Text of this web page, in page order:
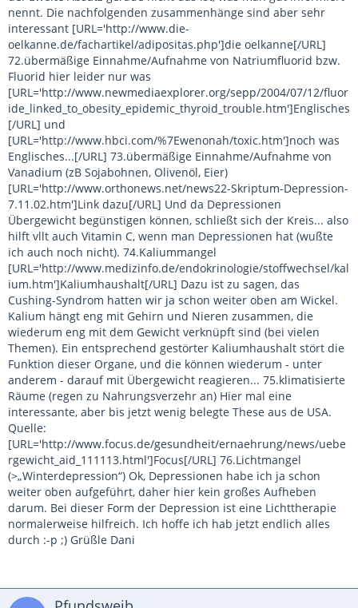
nennt. Die nachfolgenden zusammenhänge sind aber sehr
interessant [URL='http://www.die-
oelkanne.de/fachartikel/adipositas.php']die oelkanne[/URL]
72.übermäßige Einnahme/Aufnahme von Natriumfluorid bzw.
Fluorid hier leider nur was
[URL='http://www.newmediaexplorer.org/sepp/2004/07/12/fluor
ide_linked_to_obesity_epidemic_thyroid_trouble.htm']Englisches
[/URL] und
[URL='http://www.hbci.com/%7Ewenonah/toxic.htm']noch was
Englisches...[/URL] 73.übermäßige Einnahme/Aufnahme von
Vanadium (zB Sojabohnen, Olivenöl, Eier)
[URL='http://www.orthonews.net/news22-Skriptum-Depression-
7.11.02.htm']Link dazu[/URL] Und da Depressionen
Übergewicht begünstigen können, schließt sich der Kreis... also
hilft vllt auch Vitamin C, wenn man Depressionen hat (wußte
ich auch noch nicht). 74.Kaliummangel
[URL='http://www.medizinfo.de/endokrinologie/stoffwechsel/kal
ium.htm']Kaliumhaushalt[/URL] Dazu ist zu sagen, das
Cushing-Syndrom hatten wir ja schon weiter oben am Wickel.
Kalium hängt eng mit Gehirn und Nieren zusammen, die
wiederum eng mit dem Gewicht verknüpft sind (bei vielen
Themen). Ein entsprechend gestörter Kaliumhaushalt stört die
Funktion dieser Organe, und die können wiederum - unter
anderem - darauf mit Übergewicht reagieren... 75.klimatisierte
Räume (regen zu Nahrungsverzehr an) Hier mal eine
interessante, aber bis jetzt wenig belegte These aus de USA.
Quelle:
[URL='http://www.focus.de/gesundheit/ernaehrung/news/uebe
rgewicht_aid_111113.html']Focus[/URL] 76.Lichtmangel
(>„Winterdepression“) Ok, Depressionen habe ich ja schon
weiter oben aufgeführt, daher hier kein großes Aufheben
darum. Bei dieser Form der Depression ist eine Lichttherapie
normalerweise hilfreich. Ich hoffe ich hab jetzt endlich alles
durch :-p ;) Grüßle Dani